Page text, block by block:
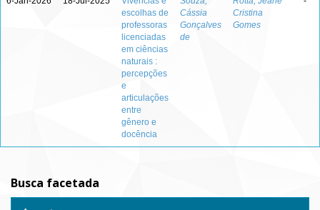
escolhas de
professoras
licenciadas
em ciências
naturais :
percepções
e
articulações
entre
gênero e
docência
Cássia
Gonçalves
de
Cristina
Gomes
Busca facetada